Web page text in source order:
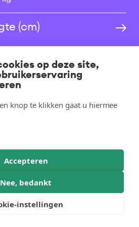
op deze site,
knop te klikken gaat u hiermee
Accepteren
Nee, bedankt
instellingen
(cm)